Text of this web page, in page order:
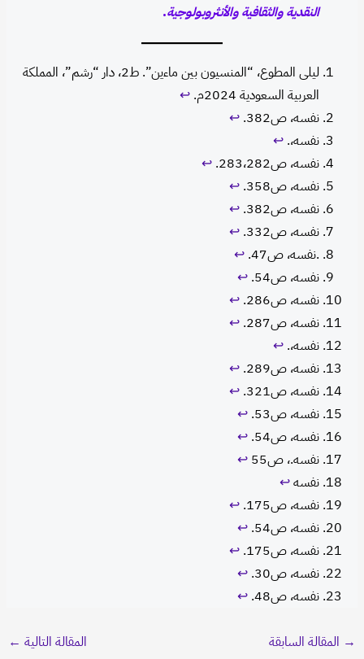
النقدية والثقافية والأنثروبولوجية.
ليلى المطوع، “المنسيون بين ماءين”. ط2، دار “رشم”، المملكة
العربية السعودية 2024م.
↩︎
نفسه، ص382.
↩︎
نفسه،. ↩︎
نفسه، ص283،282.
↩︎
نفسه، ص358.
↩︎
نفسه، ص382.
↩︎
نفسه، ص332.
↩︎
.نفسه، ص47.
↩︎
نفسه، ص54.
↩︎
نفسه، ص286.
↩︎
نفسه، ص287.
↩︎
نفسه،. ↩︎
نفسه، ص289.
↩︎
نفسه، ص321.
↩︎
نفسه، ص53.
↩︎
نفسه، ص54.
↩︎
نفسه.، ص55
↩︎
نفسه↩︎
نفسه، ص175.
↩︎
نفسه، ص54.
↩︎
نفسه، ص175.
↩︎
نفسه، ص30.
↩︎
نفسه، ص48.
↩︎
→ المقالة السابقة المقالة التالية ←